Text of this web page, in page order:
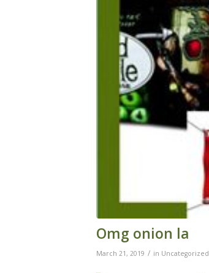
Omg onion la
March 21, 2019 / in Uncategorized